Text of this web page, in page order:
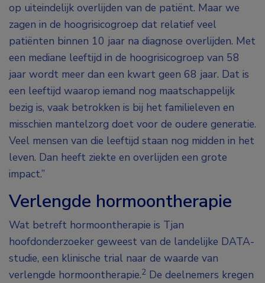
op uiteindelijk overlijden van de patiënt. Maar we
zagen in de hoogrisicogroep dat relatief veel
patiënten binnen 10 jaar na diagnose overlijden. Met
een mediane leeftijd in de hoogrisicogroep van 58
jaar wordt meer dan een kwart geen 68 jaar. Dat is
een leeftijd waarop iemand nog maatschappelijk
bezig is, vaak betrokken is bij het familieleven en
misschien mantelzorg doet voor de oudere generatie.
Veel mensen van die leeftijd staan nog midden in het
leven. Dan heeft ziekte en overlijden een grote
impact.”
Verlengde hormoontherapie
Wat betreft hormoontherapie is Tjan
hoofdonderzoeker geweest van de landelijke DATA-
studie, een klinische trial naar de waarde van
verlengde hormoontherapie.2 De deelnemers kregen